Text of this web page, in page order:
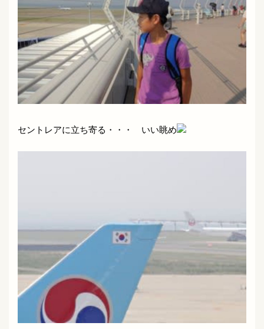
セントレアに立ち寄る・・・ いい眺め